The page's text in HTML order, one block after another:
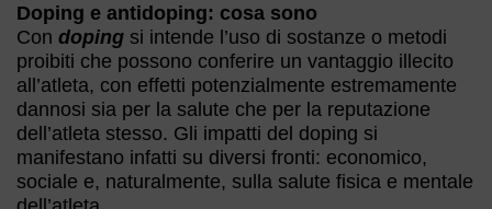
Doping e antidoping: cosa sono
Con doping si intende l’uso di sostanze o metodi
proibiti che possono conferire un vantaggio illecito
all’atleta, con effetti potenzialmente estremamente
dannosi sia per la salute che per la reputazione
dell’atleta stesso. Gli impatti del doping si
manifestano infatti su diversi fronti: economico,
sociale e, naturalmente, sulla salute fisica e mentale